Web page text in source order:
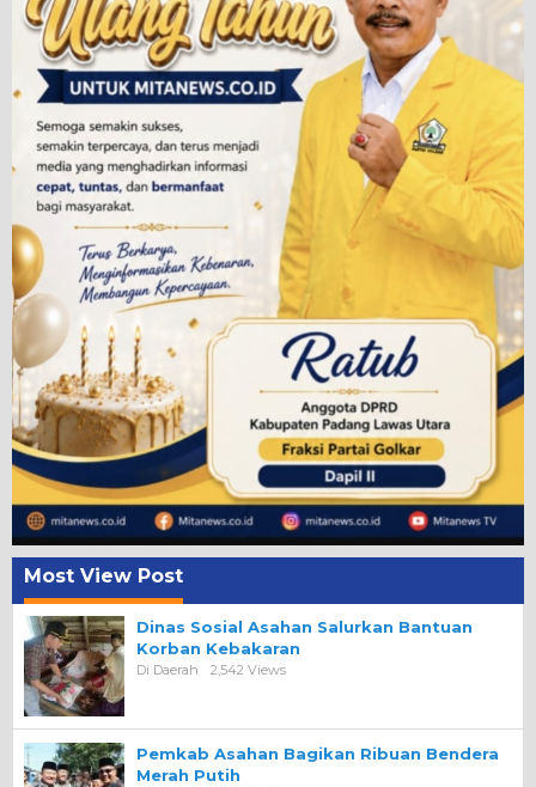
Most View Post
Dinas Sosial Asahan Salurkan Bantuan
Korban Kebakaran
Di Daerah 2,542 Views
Pemkab Asahan Bagikan Ribuan Bendera
Merah Putih